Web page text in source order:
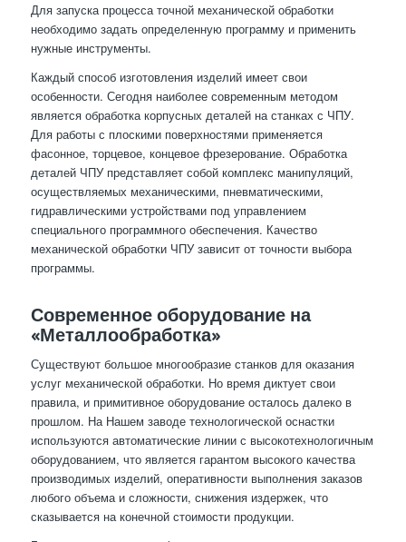
Для запуска процесса точной механической обработки
необходимо задать определенную программу и применить
нужные инструменты.
Каждый способ изготовления изделий имеет свои
особенности. Сегодня наиболее современным методом
является обработка корпусных деталей на станках с ЧПУ.
Для работы с плоскими поверхностями применяется
фасонное, торцевое, концевое фрезерование. Обработка
деталей ЧПУ представляет собой комплекс манипуляций,
осуществляемых механическими, пневматическими,
гидравлическими устройствами под управлением
специального программного обеспечения. Качество
механической обработки ЧПУ зависит от точности выбора
программы.
Современное оборудование на
«Металлообработка»
Существуют большое многообразие станков для оказания
услуг механической обработки. Но время диктует свои
правила, и примитивное оборудование осталось далеко в
прошлом. На Нашем заводе технологической оснастки
используются автоматические линии с высокотехнологичным
оборудованием, что является гарантом высокого качества
производимых изделий, оперативности выполнения заказов
любого объема и сложности, снижения издержек, что
сказывается на конечной стоимости продукции.